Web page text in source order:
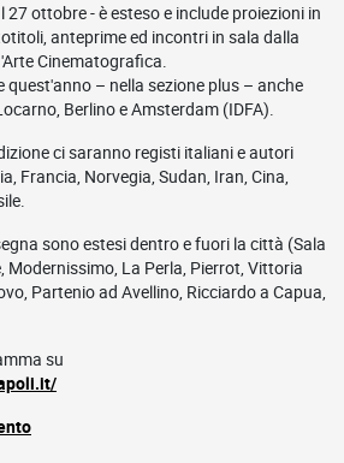
ottobre - è esteso e include proiezioni in
anteprime ed incontri in sala dalla
Cinematografica.
quest'anno – nella sezione plus – anche
Berlino e Amsterdam (IDFA).
ci saranno registi italiani e autori
Francia, Norvegia, Sudan, Iran, Cina,
sono estesi dentro e fuori la città (Sala
Modernissimo, La Perla, Pierrot, Vittoria
Partenio ad Avellino, Ricciardo a Capua,
su